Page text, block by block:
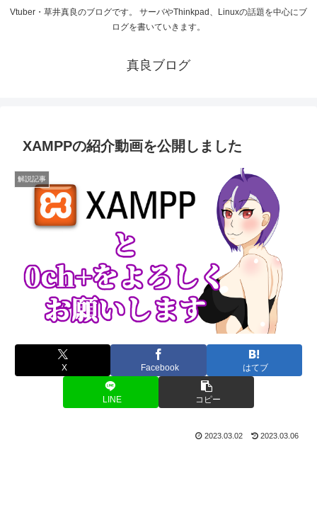
Vtuber・草井真良のブログです。 サーバやThinkpad、Linuxの話題を中心にブ
ログを書いていきます。
真良ブログ
XAMPPの紹介動画を公開しました
解説記事
X Facebook はてブ
LINE コピー
2023.03.02 2023.03.06